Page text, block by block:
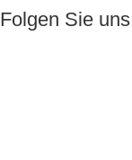
Folgen Sie uns